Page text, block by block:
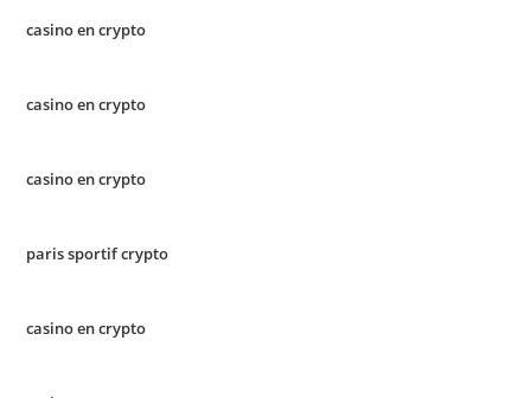
casino en crypto
casino en crypto
casino en crypto
paris sportif crypto
casino en crypto